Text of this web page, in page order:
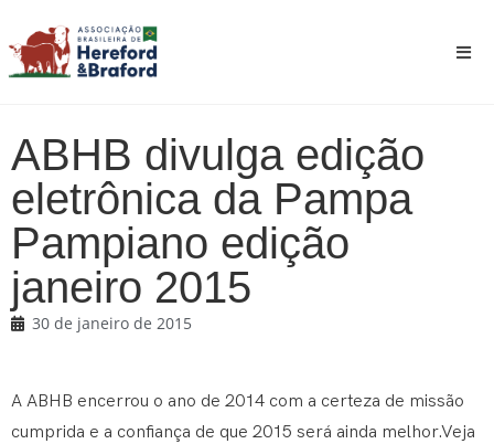
ABHB divulga edição
eletrônica da Pampa
Pampiano edição
janeiro 2015
30 de janeiro de 2015
A ABHB encerrou o ano de 2014 com a certeza de missão
cumprida e a confiança de que 2015 será ainda melhor.Veja